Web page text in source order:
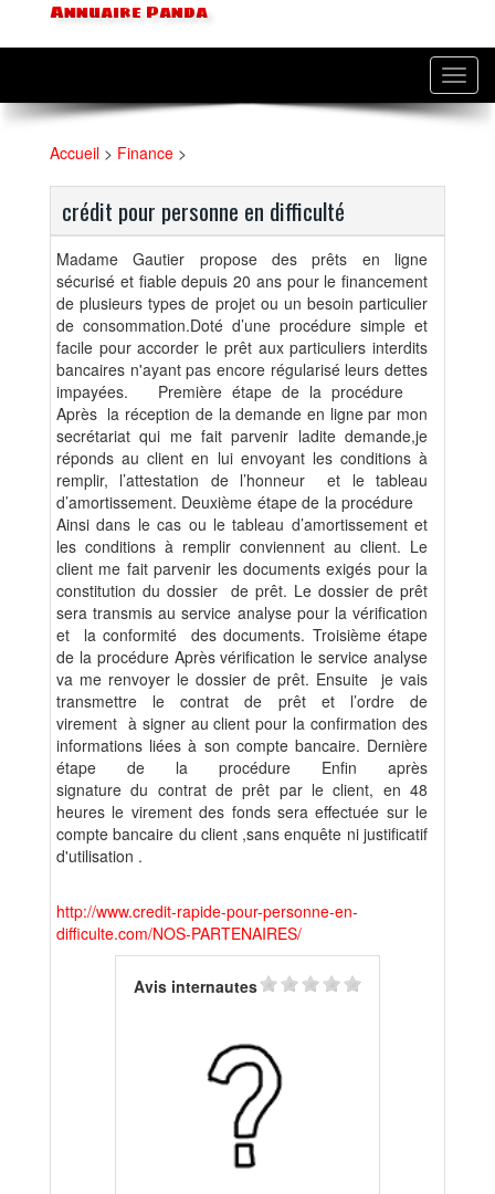
Annuaire Panda
Accueil > Finance >
crédit pour personne en difficulté
Madame Gautier propose des prêts en ligne
sécurisé et fiable depuis 20 ans pour le financement
de plusieurs types de projet ou un besoin particulier
de consommation.Doté d’une procédure simple et
facile pour accorder le prêt aux particuliers interdits
bancaires n'ayant pas encore régularisé leurs dettes
impayées. Première étape de la procédure
Après la réception de la demande en ligne par mon
secrétariat qui me fait parvenir ladite demande,je
réponds au client en lui envoyant les conditions à
remplir, l’attestation de l’honneur et le tableau
d’amortissement. Deuxième étape de la procédure
Ainsi dans le cas ou le tableau d’amortissement et
les conditions à remplir conviennent au client. Le
client me fait parvenir les documents exigés pour la
constitution du dossier de prêt. Le dossier de prêt
sera transmis au service analyse pour la vérification
et la conformité des documents. Troisième étape
de la procédure Après vérification le service analyse
va me renvoyer le dossier de prêt. Ensuite je vais
transmettre le contrat de prêt et l’ordre de
virement à signer au client pour la confirmation des
informations liées à son compte bancaire. Dernière
étape de la procédure Enfin après
signature du contrat de prêt par le client, en 48
heures le virement des fonds sera effectuée sur le
compte bancaire du client ,sans enquête ni justificatif
d'utilisation .
http://www.credit-rapide-pour-personne-en-
difficulte.com/NOS-PARTENAIRES/
Avis internautes